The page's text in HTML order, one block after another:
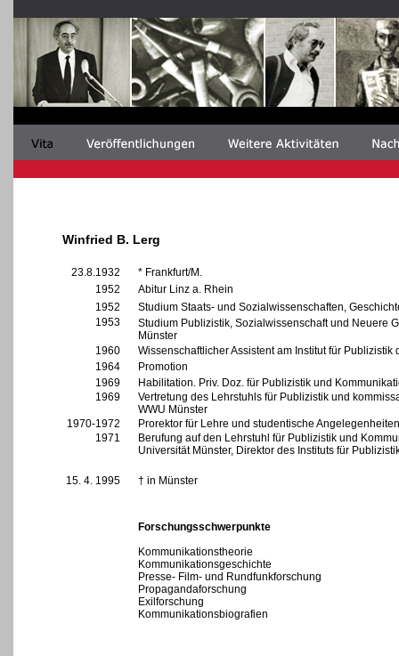
Winfried B. Lerg
23.8.1932
* Frankfurt/M.
1952
Abitur Linz a. Rhein
1952
Studium Staats- und Sozialwissenschaften,
1953
Studium Publizistik, Sozialwissenschaft und Neuere
Münster
1960
Wissenschaftlicher Assistent am Institut für Publizistik
1964
Promotion
1969
Habilitation. Priv. Doz. für Publizistik und
1969
Vertretung des Lehrstuhls für Publizistik und
WWU Münster
1970-1972
Prorektor für Lehre und studentische
1971
Berufung auf den Lehrstuhl für Publizistik und
Universität Münster, Direktor des Instituts für
15. 4. 1995 † in Münster
Forschungsschwerpunkte
Kommunikationstheorie
Kommunikationsgeschichte
Presse- Film- und Rundfunkforschung
Propagandaforschung
Exilforschung
Kommunikationsbiografien